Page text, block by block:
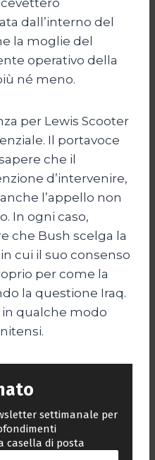
dall’interno del
la moglie del
operativo della
né meno.
per Lewis Scooter
Il portavoce
che il
d’intervenire,
l’appello non
In ogni caso,
che Bush scelga la
cui il suo consenso
per come la
la questione Iraq.
in qualche modo
settimanale per
casella di posta